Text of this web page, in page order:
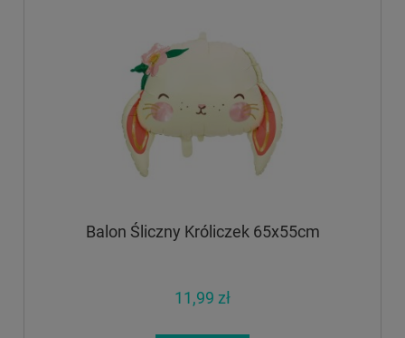
Balon Śliczny Króliczek 65x55cm
11,99 zł